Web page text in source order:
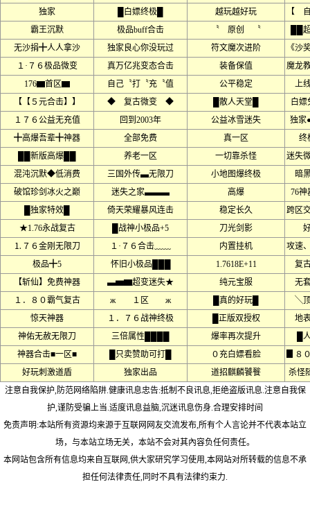
独家
█白嫖终极█ 越玩越好玩
【
霸王沉默
极品buff合击 〝 原创 〝
██
无沙捐╋人人拿沙
独家良心你没玩过 符文魔次进阶
《沙
１·７６极品微变
真万亿兆变态合击 装备保值
魔龙
176▆首区▆
自己〝打〝充〝值 公平稳定
上
【【５元合击】】
◆ 复古微变 ◆ █散人天堂█
白嫖
１７６公益无充值
回到2003年 公益冰雪迷失
独家
╋高爆吾辈╋神器
全部免费 真一区
终
██新版高爆██
养老一区 一切靠杀怪
迷失
混沌沉默◆低消费
三国外传▃无限刀 小地图爆终极
暗
破馆珍剑冰火之巅
迷失之家▃▃▃ 高爆
76神
█独家特效█
倚天荣耀暴风连击 稳定长久
跨区
★1.76永战复古
█战神小极品+5 刀光剑影
⒈７６金刚无限刀
１·７６合击﹏﹏ 内置挂机
攻速
极品╋5
怀旧小极品███ 1.7618E+11
复
【斩仙】免费神器
▃▅▆超变迷失★ 纯元宝服
无
１．８０霸气复古
ж １区 ж █真的好玩█
╲
惊天神器
１．７６战神终极 █正版双授权
地
神佑无赦无限刀
三倍属性████ 爆率再次提升
█
神器合击■一区■
█只卖赞助可打█ ０充白嫖看脸
▊８
好玩刺激道盾
独家出品 道招麒麟饕餮
杀怪
注意自我保护,防范网络陷阱.健康讯息忠告:抵制不良讯息,拒绝盗版讯息.注意自我保
护,谨防受骗上当.适度讯息益脑,沉迷讯息伤身.合理安排时间
免责声明:本站所有资源均来源于互联网网友交流发布,所有个人言论并不代表本站立
场，与本站立场无关，本站不会对其內容负任何责任。
本网站包含所有信息均来自互联网,供大家研究学习使用,本网站对所转载的信息不承
担任何法律责任,同时不具有法律约束力.